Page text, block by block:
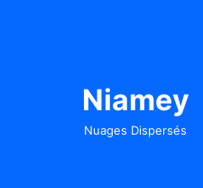
Niamey
Nuages Dispersés